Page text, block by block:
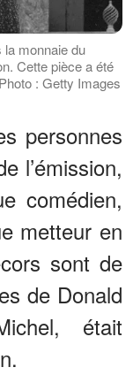
la monnaie du
Cette pièce a été
: Getty Images
personnes
l’émission,
comédien,
metteur en
sont de
de Donald
était